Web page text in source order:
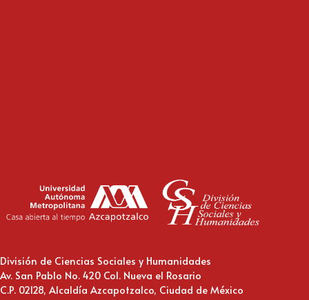
División de Ciencias Sociales y Humanidades
Av. San Pablo No. 420 Col. Nueva el Rosario
C.P. 02128, Alcaldía Azcapotzalco, Ciudad de México